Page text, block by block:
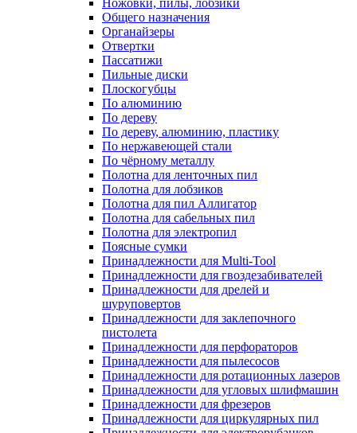
Ножовки, пилы, лобзики
Общего назначения
Органайзеры
Отвертки
Пассатижи
Пильные диски
Плоскогубцы
По алюминию
По дереву
По дереву, алюминию, пластику
По нержавеющей стали
По чёрному металлу
Полотна для ленточных пил
Полотна для лобзиков
Полотна для пил Аллигатор
Полотна для сабельных пил
Полотна для электропил
Поясные сумки
Принадлежности для Multi-Tool
Принадлежности для гвоздезабивателей
Принадлежности для дрелей и
шуруповертов
Принадлежности для заклепочного
пистолета
Принадлежности для перфораторов
Принадлежности для пылесосов
Принадлежности для ротационных лазеров
Принадлежности для угловых шлифмашин
Принадлежности для фрезеров
Принадлежности для циркулярных пил